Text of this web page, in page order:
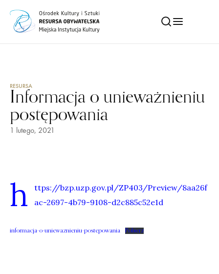
RESURSA
Informacja o unieważnieniu
postępowania
1 lutego, 2021
h
ttps://bzp.uzp.gov.pl/ZP403/Preview/8aa26f
ac-2697-4b79-9108-d2c885c52e1d
informacja-o-uniewaznieniu-postepowania Pobierz